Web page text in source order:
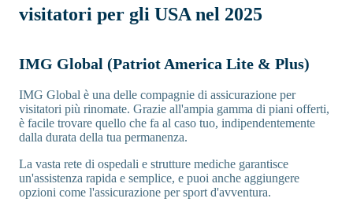
visitatori per gli USA nel 2025
IMG Global (Patriot America Lite & Plus)
IMG Global è una delle compagnie di assicurazione per
visitatori più rinomate. Grazie all'ampia gamma di piani offerti,
è facile trovare quello che fa al caso tuo, indipendentemente
dalla durata della tua permanenza.
La vasta rete di ospedali e strutture mediche garantisce
un'assistenza rapida e semplice, e puoi anche aggiungere
opzioni come l'assicurazione per sport d'avventura.